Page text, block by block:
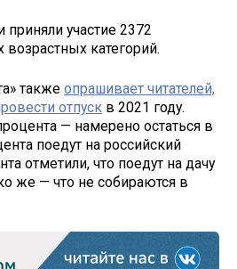
приняли участие 2372
категорий.
также опрашивает читателей,
отпуск в 2021 году.
— намерено остаться в
поедут на российский
отметили, что поедут на дачу
же — что не собираются в